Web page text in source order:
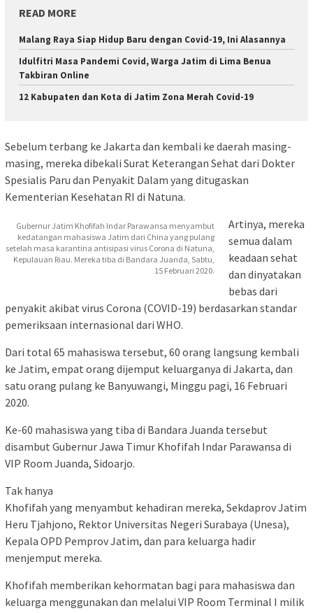
READ MORE
Malang Raya Siap Hidup Baru dengan Covid-19, Ini Alasannya
Idulfitri Masa Pandemi Covid, Warga Jatim di Lima Benua
Takbiran Online
12 Kabupaten dan Kota di Jatim Zona Merah Covid-19
Sebelum terbang ke Jakarta dan kembali ke daerah masing-
masing, mereka dibekali Surat Keterangan Sehat dari Dokter
Spesialis Paru dan Penyakit Dalam yang ditugaskan
Kementerian Kesehatan RI di Natuna.
Gubernur Jatim Khofifah Indar Parawansa menyambut
kedatangan mahasiswa Jatim dari China yang pulang
setelah masa karantina antisipasi virus Corona di Natuna,
Kepulauan Riau. Mereka tiba di Bandara Juanda, Sabtu,
15 Februari 2020.
Artinya, mereka
semua dalam
keadaan sehat
dan dinyatakan
bebas dari
penyakit akibat virus Corona (COVID-19) berdasarkan standar
pemeriksaan internasional dari WHO.
Dari total 65 mahasiswa tersebut, 60 orang langsung kembali
ke Jatim, empat orang dijemput keluarganya di Jakarta, dan
satu orang pulang ke Banyuwangi, Minggu pagi, 16 Februari
2020.
Ke-60 mahasiswa yang tiba di Bandara Juanda tersebut
disambut Gubernur Jawa Timur Khofifah Indar Parawansa di
VIP Room Juanda, Sidoarjo.
Tak hanya
Khofifah yang menyambut kehadiran mereka, Sekdaprov Jatim
Heru Tjahjono, Rektor Universitas Negeri Surabaya (Unesa),
Kepala OPD Pemprov Jatim, dan para keluarga hadir
menjemput mereka.
Khofifah memberikan kehormatan bagi para mahasiswa dan
keluarga menggunakan dan melalui VIP Room Terminal I milik